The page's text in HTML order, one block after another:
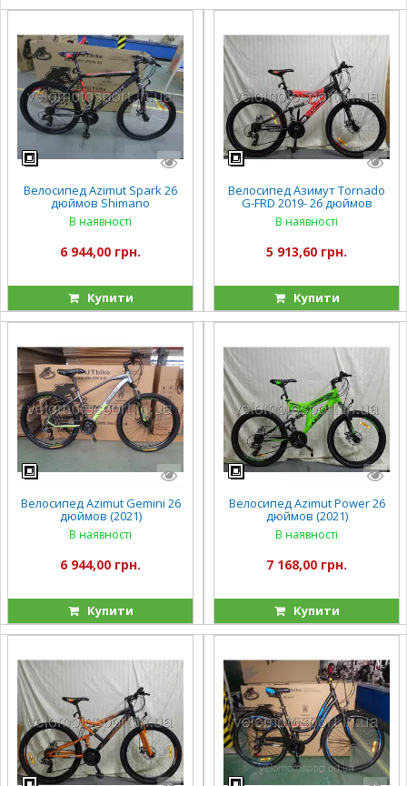
Велосипед Azimut Spark 26
дюймов Shimano
В наявності
6 944,00 грн.
Купити
Велосипед Азимут Tornado
G-FRD 2019- 26 дюймов
В наявності
5 913,60 грн.
Купити
Велосипед Azimut Gemini 26
дюймов (2021)
В наявності
6 944,00 грн.
Купити
Велосипед Azimut Power 26
дюймов (2021)
В наявності
7 168,00 грн.
Купити